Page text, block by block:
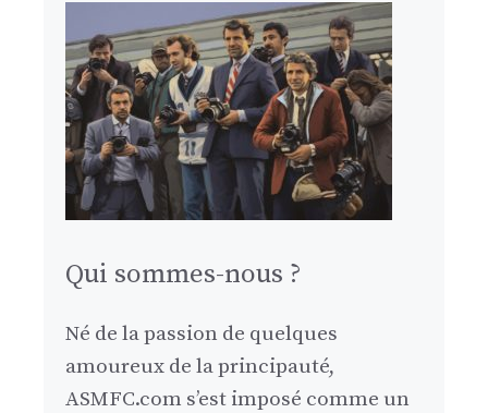
Qui sommes-nous ?
Né de la passion de quelques
amoureux de la principauté,
ASMFC.com s’est imposé comme un